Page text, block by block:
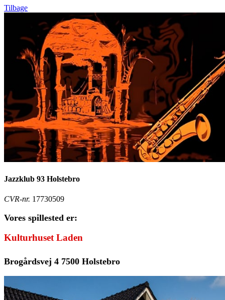
Tilbage
Jazzklub 93 Holstebro
CVR-nr. 17730509
Vores spillested er:
Kulturhuset Laden
Brogårdsvej 4 7500 Holstebro